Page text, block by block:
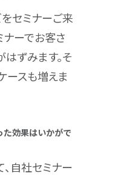
セミナーご来
ナーでお客さ
ずみます。そ
ースも増えま
効果はいかがで
自社セミナー